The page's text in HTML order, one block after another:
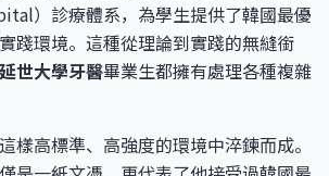
）診療體系，為學生提供了韓國最優
踐環境。這種從理論到實踐的無縫銜
延世大學牙醫畢業生都擁有處理各種複雜
樣高標準、高強度的環境中淬鍊而成。